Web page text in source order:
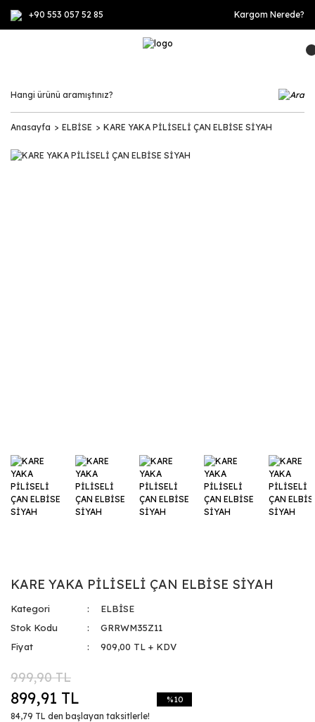
+90 553 057 52 85 Kargom Nerede?
Anasayfa ELBİSE KARE YAKA PİLİSELİ ÇAN ELBİSE SİYAH
KARE YAKA PİLİSELİ ÇAN ELBİSE SİYAH
Kategori
ELBİSE
Stok Kodu
GRRWM35Z11
Fiyat
909,00 TL + KDV
999,90 TL
899,91 TL
84,79 TL den başlayan taksitlerle!
%10